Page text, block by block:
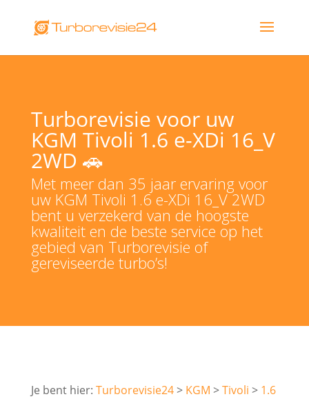
Turborevisie voor uw
KGM Tivoli 1.6 e-XDi 16_V
2WD 🚗
Met meer dan 35 jaar ervaring voor
uw KGM Tivoli 1.6 e-XDi 16_V 2WD
bent u verzekerd van de hoogste
kwaliteit en de beste service op het
gebied van Turborevisie of
gereviseerde turbo’s!
Turborevisie24 KGM Tivoli
1.6